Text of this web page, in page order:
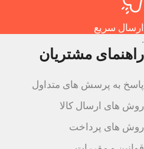
ارسال سریع
.
راهنمای مشتریان
پاسخ به پرسش های متداول
روش های ارسال کالا
روش های پرداخت